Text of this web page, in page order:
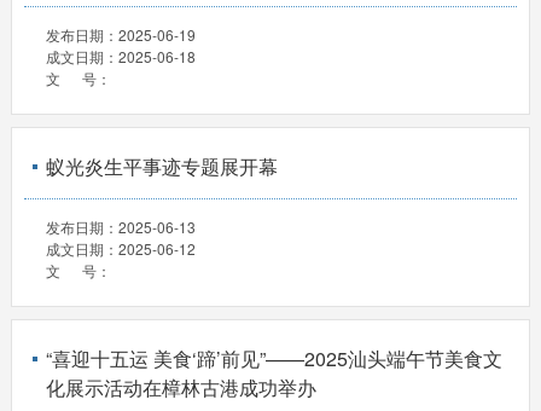
发布日期： 2025-06-19
成文日期： 2025-06-18
文 号：
蚁光炎生平事迹专题展开幕
发布日期： 2025-06-13
成文日期： 2025-06-12
文 号：
“喜迎十五运 美食‘蹄’前见”——2025汕头端午节美食文
化展示活动在樟林古港成功举办